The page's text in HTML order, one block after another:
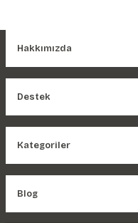
Hakkımızda
Destek
Kategoriler
Blog